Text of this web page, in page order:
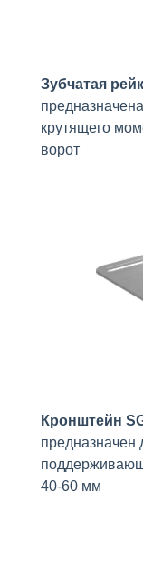
Зубчатая
крутящего
ворот
Кронштейн
предназначен
40-60 мм